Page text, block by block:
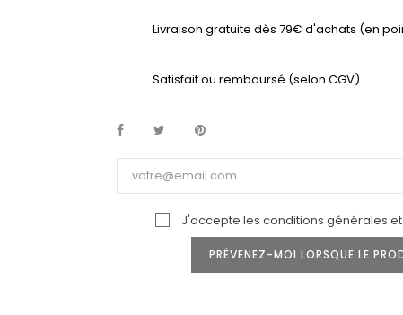
Livraison gratuite dès 79€ d'achats (en
Satisfait ou remboursé (selon CGV)
J'accepte les conditions générales
PRÉVENEZ-MOI LORSQUE LE